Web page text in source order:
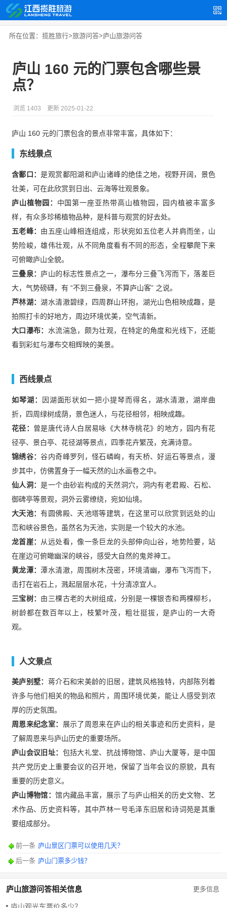
所在位置： 揽胜旅行>旅游问答>庐山旅游问答
庐山 160 元的门票包含哪些景
点？
浏览 1403 更新 2025-01-22
庐山 160 元的门票包含的景点非常丰富，具体如下：
东线景点
含鄱口：是观赏鄱阳湖和庐山诸峰的绝佳之地，视野开阔，景色
壮美，可在此欣赏到日出、云海等壮观景象。
庐山植物园： 中国第一座亚热带高山植物园，园内植被丰富多
样，有众多珍稀植物品种，是科普与观赏的好去处。
五老峰： 由五座山峰相连组成，形状宛如五位老人并肩而坐，山
势险峻，雄伟壮观，从不同角度看有不同的形态，全程攀爬下来
可俯瞰庐山全貌。
三叠泉： 庐山的标志性景点之一，瀑布分三叠飞泻而下，落差巨
大，气势磅礴，有 “不到三叠泉，不算庐山客” 之说。
芦林湖：湖水清澈碧绿，四周群山环抱，湖光山色相映成趣，是
拍照打卡的好地方，周边环境优美，空气清新。
大口瀑布： 水流湍急，颇为壮观，在特定的角度和光线下，还能
看到彩虹与瀑布交相辉映的美景。
西线景点
如琴湖： 因湖面形状如一把小提琴而得名，湖水清澈，湖岸曲
折，四周绿树成荫，景色迷人，与花径相邻，相映成趣。
花径： 曾是唐代诗人白居易咏《大林寺桃花》的地方，园内有花
径亭、景白亭、花径湖等景点，四季花卉繁茂，充满诗意。
锦绣谷：谷内奇峰罗列，怪石嶙峋，有天桥、好运石等景点，漫
步其中，仿佛置身于一幅天然的山水画卷之中。
仙人洞：是一个由砂岩构成的天然洞穴，洞内有老君殿、石松、
御碑亭等景观，洞外云雾缭绕，宛如仙境。
大天池：有圆佛殿、天池塔等建筑，在这里可以欣赏到远处的山
峦和峡谷景色，虽然名为天池，实则是一个较大的水池。
龙首崖： 从远处看，像一条巨龙的头部伸向山谷，地势险要，站
在崖边可俯瞰幽深的峡谷，感受大自然的鬼斧神工。
黄龙潭：潭水清澈，周围树木茂密，环境清幽，瀑布飞泻而下，
击打在岩石上，溅起层层水花，十分清凉宜人。
三宝树： 由三棵古老的大树组成，分别是一棵银杏和两棵柳杉，
树龄都在数百年以上，枝繁叶茂，粗壮挺拔，是庐山的一大奇
观。
人文景点
美庐别墅： 蒋介石和宋美龄的旧居，建筑风格独特，内部陈列着
许多与他们相关的物品和照片，周围环境优美，能让人感受到浓
厚的历史氛围。
周恩来纪念室： 展示了周恩来在庐山的相关事迹和历史资料，是
了解周恩来与庐山历史的重要场所。
庐山会议旧址： 包括大礼堂、抗战博物馆、庐山大厦等，是中国
共产党历史上重要会议的召开地，保留了当年会议的原貌，具有
重要的历史意义。
庐山博物馆：馆内藏品丰富，展示了与庐山相关的历史文物、艺
术作品、历史资料等，其中芦林一号毛泽东旧居和诗词苑是其重
要组成部分。
前一条 庐山景区门票可以使用几天？
后一条 庐山门票多少钱？
更多信息
庐山旅游问答相关信息